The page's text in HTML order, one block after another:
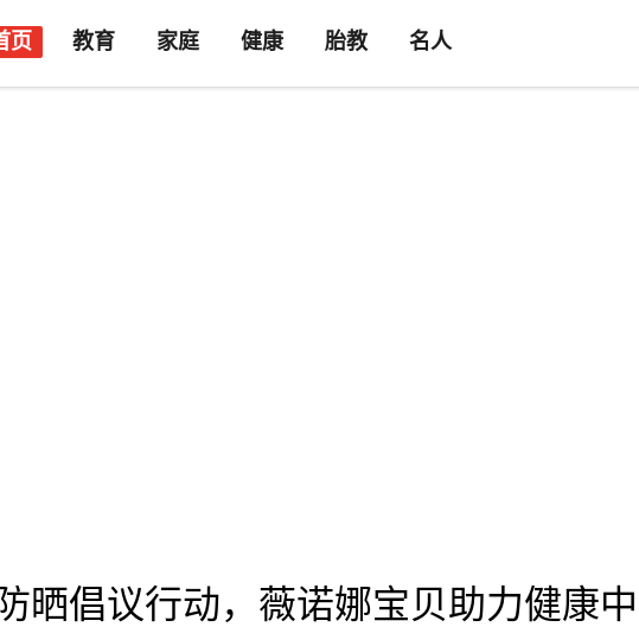
页 教育 家庭 健康 胎教 名人
晒倡议行动，薇诺娜宝贝助力健康中